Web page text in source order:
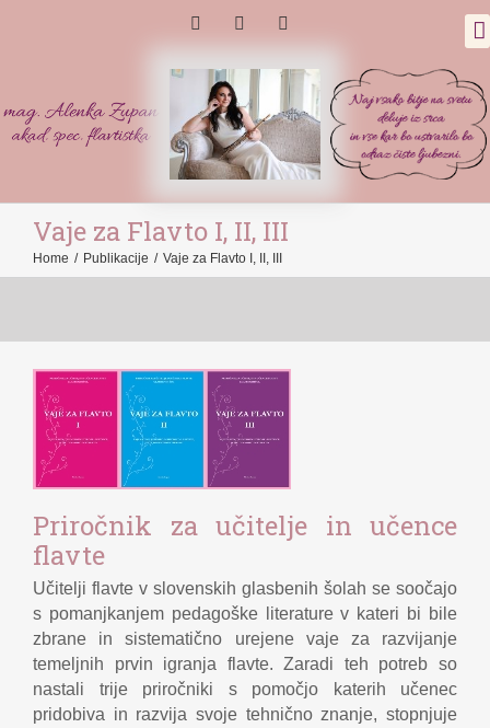
Vaje za Flavto I, II, III
Home / Publikacije / Vaje za Flavto I, II, III
Priročnik za učitelje in učence
flavte
Učitelji flavte v slovenskih glasbenih šolah se soočajo
s pomanjkanjem pedagoške literature v kateri bi bile
zbrane in sistematično urejene vaje za razvijanje
temeljnih prvin igranja flavte. Zaradi teh potreb so
nastali trije priročniki s pomočjo katerih učenec
pridobiva in razvija svoje tehnično znanje, stopnjuje